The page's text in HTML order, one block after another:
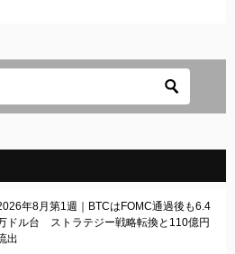
年8月第1週｜BTCはFOMC通過後も6.4
ドル台 ストラテジー戦略転換と110億円
出